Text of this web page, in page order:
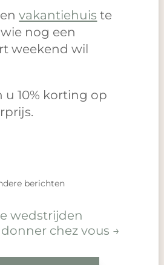
vakantiehuis te
nog een
weekend wil
u 10% korting op
berichten
wedstrijden
chez vous →